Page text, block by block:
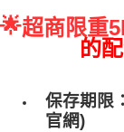
🌟超商限重
的
保存期限
官網)